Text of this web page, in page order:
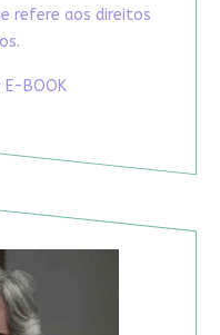
refere aos direitos
E-BOOK